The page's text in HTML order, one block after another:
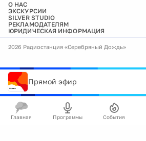
О НАС
ЭКСКУРСИИ
SILVER STUDIO
РЕКЛАМОДАТЕЛЯМ
ЮРИДИЧЕСКАЯ ИНФОРМАЦИЯ
2026 Радиостанция «Серебряный Дождь»
Прямой эфир
Главная Программы События